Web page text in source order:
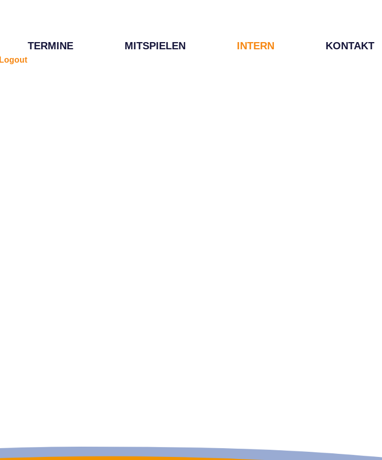
TERMINE MITSPIELEN INTERN KONTAKT
Logout